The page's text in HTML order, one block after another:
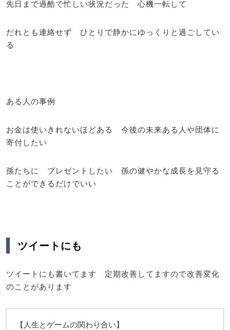
先日まで過酷で忙しい状況だった 心機一転して
だれとも連絡せず ひとりで静かにゆっくりと過ごしてい
る
ある人の事例
お金は使いきれないほどある 今後の未来ある人や団体に
寄付したい
孫たちに プレゼントしたい 孫の健やかな成長を見守る
ことができるだけでいい
ツイートにも
ツイートにも書いてます 定期改善してますので改善変化
のことがあります
【人生とゲームの関わり合い】